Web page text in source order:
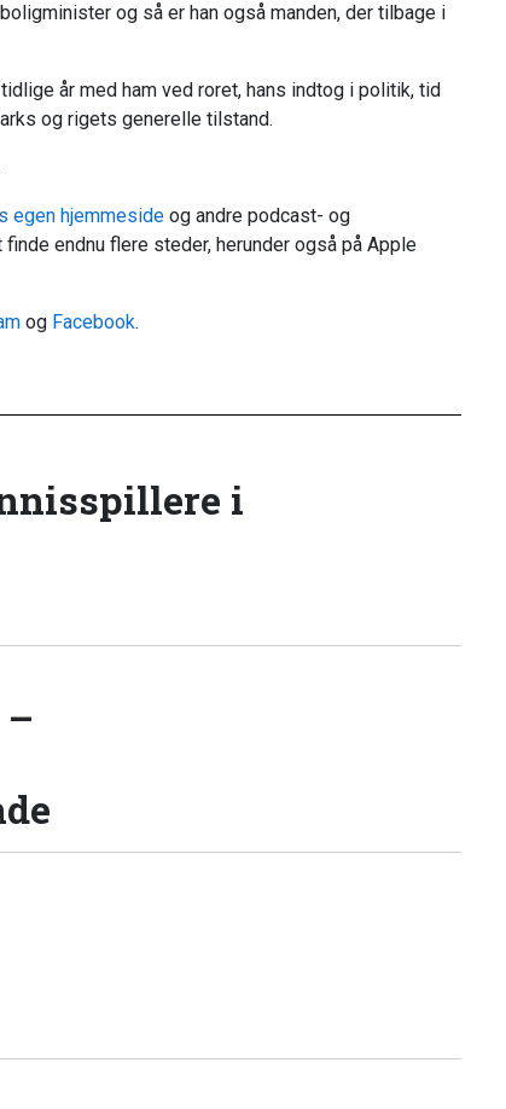
og så er han også manden, der tilbage i
år med ham ved roret, hans indtog i politik, tid
og rigets generelle tilstand.
egen hjemmeside og andre podcast- og
endnu flere steder, herunder også på Apple
og Facebook.
i